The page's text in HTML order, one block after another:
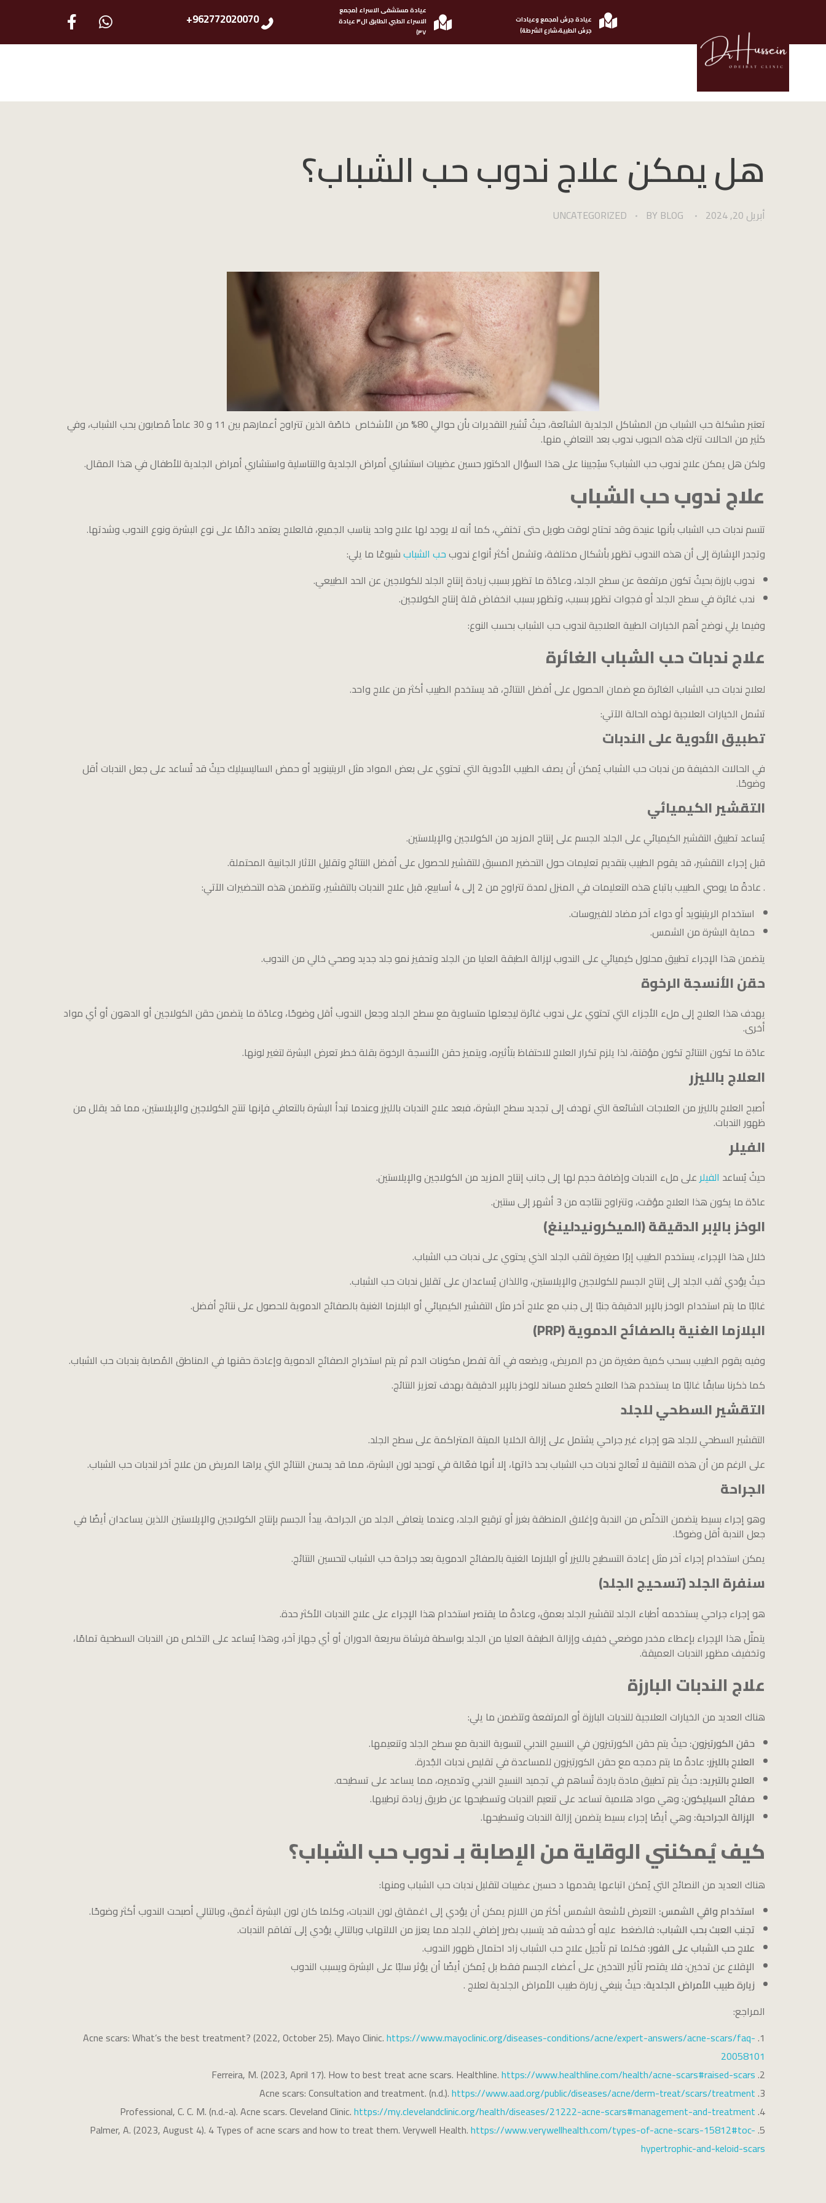
عيادة جرش (مجمع وعيادات
جرش الطبية،شارع الشرطة)
عيادة مستشفى الاسراء (مجمع
الاسراء الطبي الطابق ال٣ عيادة
٣٧)
962772020070+
الدكتور حسين عضيبات استشاري امرض الجلدية والتناسلية
هل يمكن علاج ندوب حب الشباب؟
أبريل 20, 2024 BY BLOG
UNCATEGORIZED
تعتبر مشكلة حب الشباب من المشاكل الجلدية الشائعة، حيثُ تُشير التقديرات بأن حوالي 80% من الأشخاص خاصًة الذين تتراوح أعمارهم بين 11 و 30 عاماً مُصابون بحب الشباب، وفي
كثير من الحالات تترك هذه الحبوب ندوب بعد التعافي منها.
ولكن هل يمكن علاج ندوب حب الشباب؟ سيُجيبنا على هذا السؤال الدكتور حسين عضيبات استشاري أمراض الجلدية والتناسلية واستشاري أمراض الجلدية للأطفال في هذا المقال.
علاج ندوب حب الشباب
تتسم ندبات حب الشباب بأنها عنيدة وقد تحتاج لوقت طويل حتى تختفي، كما أنه لا يوجد لها علاج واحد يناسب الجميع، فالعلاج يعتمد دائمًا على نوع البشرة ونوع الندوب وشدتها.
وتجدر الإشارة إلى أن هذه الندوب تظهر بأشكال مختلفة، وتشمل أكثر أنواع ندوبحب الشبابشيوعًا ما يلي:
ندوب بارزة بحيثُ تكون مرتفعة عن سطح الجلد، وعادًة ما تظهر بسبب زيادة إنتاج الجلد للكولاجين عن الحد الطبيعي.
ندب غائرة في سطح الجلد أو فجوات تظهر بسبب، وتظهر بسبب انخفاض قلة إنتاج الكولاجين.
وفيما يلي نوضح أهم الخيارات الطبية العلاجية لندوب حب الشباب بحسب النوع:
علاج ندبات حب الشباب الغائرة
لعلاج ندبات حب الشباب الغائرة مع ضمان الحصول على أفضل النتائج، قد يستخدم الطبيب أكثر من علاج واحد.
تشمل الخيارات العلاجية لهذه الحالة الآتي:
تطبيق الأدوية على الندبات
في الحالات الخفيفة من ندبات حب الشباب يُمكن أن يصف الطبيب الأدوية التي تحتوي على بعض المواد مثل الريتينويد أو حمض الساليسيليك حيثُ قد تُساعد على جعل الندبات أقل
وضوحًا.
التقشير الكيميائي
يُساعد تطبيق التقشير الكيميائي على الجلد الجسم على إنتاج المزيد من الكولاجين والإيلاستين.
قبل إجراء التقشير، قد يقوم الطبيب بتقديم تعليمات حول التحضير المسبق للتقشير للحصول على أفضل النتائج وتقليل الآثار الجانبية المحتملة.
. عادةً ما يوصي الطبيب باتباع هذه التعليمات في المنزل لمدة تتراوح من 2 إلى 4 أسابيع، قبل علاج الندبات بالتقشير، وتتضمن هذه التحضيرات الآتي:
استخدام الريتينويد أو دواء آخر مضاد للفيروسات.
حماية البشرة من الشمس.
يتضمن هذا الإجراء تطبيق محلول كيميائي على الندوب لإزالة الطبقة العليا من الجلد وتحفيز نمو جلد جديد وصحي خالي من الندوب.
حقن الأنسجة الرخوة
يهدف هذا العلاج إلى ملء الأجزاء التي تحتوي على ندوب غائرة ليجعلها متساوية مع سطح الجلد وجعل الندوب أقل وضوحًا، وعادًة ما يتضمن حقن الكولاجين أو الدهون أو أي مواد
أخرى.
عادًة ما تكون النتائج تكون مؤقتة، لذا يلزم تكرار العلاج للاحتفاظ بتأثيره، ويتميز حقن الأنسجة الرخوة بقلة خطر تعرض البشرة لتغير لونها.
العلاج بالليزر
أصبح العلاج بالليزر من العلاجات الشائعة التي تهدف إلى تجديد سطح البشرة، فبعد علاج الندبات بالليزر وعندما تبدأ البشرة بالتعافي فإنها تنتج الكولاجين والإيلاستين، مما قد يقلل من
ظهور الندبات.
الفيلر
حيثُ يُساعد الفيلر على ملء الندبات وإضافة حجم لها إلى جانب إنتاج المزيد من الكولاجين والإيلاستين.
عادًة ما يكون هذا العلاج مؤقت، وتتراوح نتئاجه من 3 أشهر إلى سنتين.
الوخز بالإبر الدقيقة (الميكرونيدلينغ)
خلال هذا الإجراء، يستخدم الطبيب إبرًا صغيرة لثقب الجلد الذي يحتوي على ندبات حب الشباب.
حيثُ يؤدي ثقب الجلد إلى إنتاج الجسم للكولاجين والإيلاستين، واللذان يُساعدان على تقليل ندبات حب الشباب.
غالبًا ما يتم استخدام الوخز بالإبر الدقيقة جنبًا إلى جنب مع علاج آخر مثل التقشير الكيميائي أو البلازما الغنية بالصفائح الدموية للحصول على نتائج أفضل.
البلازما الغنية بالصفائح الدموية (PRP)
وفيه يقوم الطبيب بسحب كمية صغيرة من دم المريض، ويضعه في آلة تفصل مكونات الدم ثم يتم استخراج الصفائح الدموية وإعادة حقنها في المناطق المُصابة بندبات حب الشباب.
كما ذكرنا سابقًا غالبًا ما يستخدم هذا العلاج كعلاج مساند للوخز بالإبر الدقيقة بهدف تعزيز النتائج.
التقشير السطحي للجلد
التقشير السطحي للجلد هو إجراء غير جراحي يشتمل على إزالة الخلايا الميتة المتراكمة على سطح الجلد.
على الرغم من أن هذه التقنية لا تُعالج ندبات حب الشباب بحد ذاتها، إلا أنها فعّالة في توحيد لون البشرة، مما قد يحسن النتائج التي يراها المريض من علاج آخر لندبات حب الشباب.
الجراحة
وهو إجراء بسيط يتضمن التخلّص من الندبة وإغلاق المنطقة بغرز أو ترقيع الجلد، وعندما يتعافى الجلد من الجراحة، يبدأ الجسم بإنتاج الكولاجين والإيلاستين اللذين يساعدان أيضًا في
جعل الندبة أقل وضوحًا.
يمكن استخدام إجراء آخر مثل إعادة التسطيح بالليزر أو البلازما الغنية بالصفائح الدموية بعد جراحة حب الشباب لتحسين النتائج.
سنفرة الجلد (تسحيج الجلد)
هو إجراء جراحي يستخدمه أطباء الجلد لتقشير الجلد بعمق، وعادةً ما يقتصر استخدام هذا الإجراء على علاج الندبات الأكثر حدة.
يتمثّل هذا الإجراء بإعطاء مخدر موضعي خفيف وإزالة الطبقة العليا من الجلد بواسطة فرشاة سريعة الدوران أو أي جهاز آخر، وهذا يُساعد على التخلص من الندبات السطحية تمامًا،
وتخفيف مظهر الندبات العميقة.
علاج الندبات البارزة
هناك العديد من الخيارات العلاجية للندبات البارزة أو المرتفعة وتتضمن ما يلي:
حقن الكورتيزون: حيثُ يتم حقن الكورتيزون في النسيج الندبي لتسوية الندبة مع سطح الجلد وتنعيمها.
العلاج بالليزر: عادةً ما يتم دمجه مع حقن الكورتيزون للمساعدة في تقليص ندبات الجُدرة.
العلاج بالتبريد: حيثُ يتم تطبيق مادة باردة تُساهم في تجميد النسيج الندبي وتدميره، مما يساعد على تسطيحه.
صفائح السيليكون: وهي مواد هلامية تساعد على تنعيم الندبات وتسطيحها عن طريق زيادة ترطيبها.
الإزالة الجراحية: وهي أيضًا إجراء بسيط يتضمن إزالة الندبات وتسطيحها.
كيف يُمكنني الوقاية من الإصابة بـ ندوب حب الشباب؟
هناك العديد من النصائح التي يُمكن اتباعها يقدمها د حسين عضيبات لتقليل ندبات حب الشباب ومنها:
استخدام واقي الشمس: التعرض لأشعة الشمس أكثر من اللازم يمكن أن يؤدي إلى اغمقاق لون الندبات، وكلما كان لون البشرة أغمق، وبالتالي أصبحت الندوب أكثر وضوحًا.
تجنب العبث بحب الشباب: فالضغط عليه أو خدشه قد يتسبب بضرر إضافي للجلد مما يعزز من الالتهاب وبالتالي يؤدي إلى تفاقم الندبات.
علاج حب الشباب على الفور: فكلما تم تأجيل علاج حب الشباب زاد احتمال ظهور الندوب.
الإقلاع عن تدخين: فلا يقتصر تأثير التدخين على أعضاء الجسم فقط بل يُمكن أيضًا أن يؤثر سلبًا على البشرة ويسبب الندوب
زيارة طبيب الأمراض الجلدية: حيثُ ينبغي زيارة طبيب الأمراض الجلدية لعلاج .
المراجع:
Acne scars: What’s the best treatment? (2022, October 25). Mayo Clinic.https://www.mayoclinic.org/diseases-conditions/acne/expert-answers/acne-scars/faq-
20058101
Ferreira, M. (2023, April 17). How to best treat acne scars. Healthline.https://www.healthline.com/health/acne-scars#raised-scars
Acne scars: Consultation and treatment. (n.d.).https://www.aad.org/public/diseases/acne/derm-treat/scars/treatment
Professional, C. C. M. (n.d.-a). Acne scars. Cleveland Clinic.https://my.clevelandclinic.org/health/diseases/21222-acne-scars#management-and-treatment
Palmer, A. (2023, August 4). 4 Types of acne scars and how to treat them. Verywell Health.https://www.verywellhealth.com/types-of-acne-scars-15812#toc-
hypertrophic-and-keloid-scars